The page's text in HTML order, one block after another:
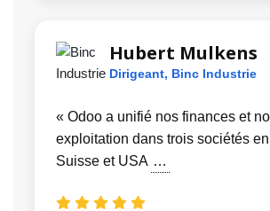
Hubert Mulkens
Dirigeant, Binc Industrie
« Odoo a unifié nos finances et
exploitation dans trois sociétés
Suisse et USA …